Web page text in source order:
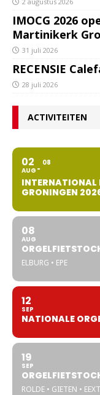
IMOCG 2026
Martinikerk
31 juli 2026
RECENSIE
28 juli 2026
ACTIVITEITEN
02
AUG
08
GRONINGEN
08
AUG
ELBURG • EPE
12
SEP
NATIONALE
19
SEP
ROLDE • GIETEN •